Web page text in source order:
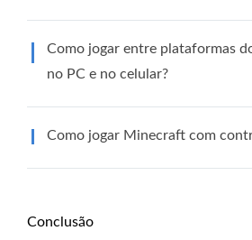
Como jogar entre plataformas
no PC e no celular?
Como jogar Minecraft com
Conclusão